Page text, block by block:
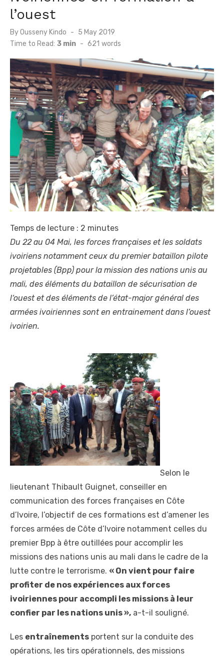
l’ouest
ByOusseny Kindo
Posted
5 May 2019
Time to Read: 3 min - 621 words
Temps de lecture : 2 minutes
Du 22 au 04 Mai, les forces françaises et les soldats
ivoiriens notamment ceux du premier bataillon pilote
projetables (Bpp) pour la mission des nations unis au
mali, des éléments du bataillon de sécurisation de
l‘ouest et des éléments de l’état-major général des
armées ivoiriennes sont en entrainement dans l’ouest
ivoirien.
Selon le
lieutenant Thibault Guignet, conseiller en
communication des forces françaises en Côte
d’Ivoire, l’objectif de ces formations est d’amener les
forces armées de Côte d’Ivoire notamment celles du
premier Bpp à être outillées pour accomplir les
missions des nations unis au mali dans le cadre de la
lutte contre le terrorisme. « On vient pour faire
profiter de nos expériences aux forces
ivoiriennes pour accompli les missions à leur
confier par les nations unis », a-t-il souligné.
Les entraînements portent sur la conduite des
opérations, les tirs opérationnels, des missions